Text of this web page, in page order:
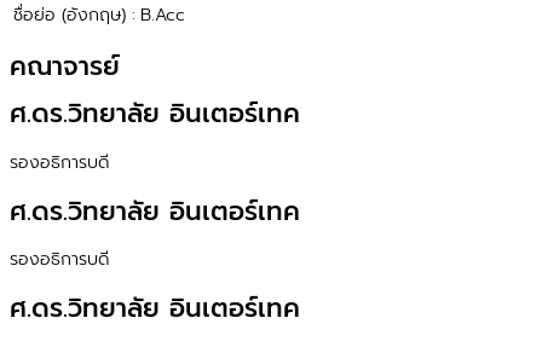
ชื่อย่อ (อังกฤษ) : B.Acc
‎‏‏‎คณาจารย์
ศ.ดร.วิทยาลัย อินเตอร์เทค
รองอธิการบดี
ศ.ดร.วิทยาลัย อินเตอร์เทค
รองอธิการบดี
ศ.ดร.วิทยาลัย อินเตอร์เทค